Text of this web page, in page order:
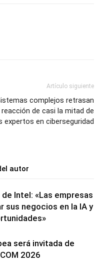
Artículo siguiente
complejos retrasan
reacción de casi la mitad de
expertos en ciberseguridad
autor
Intel: «Las empresas
sus negocios en la IA y
será invitada de
2026